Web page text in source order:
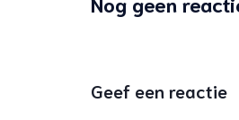
Geef een reactie